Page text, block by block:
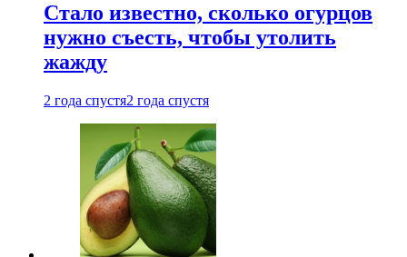
Стало известно, сколько огурцов
нужно съесть, чтобы утолить
жажду
2 года спустя2 года спустя